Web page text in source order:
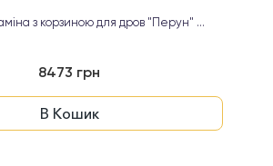
з корзиною для дров "Перун" ...
8473 грн
В Кошик